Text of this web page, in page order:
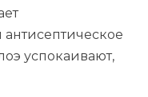
успокаивают,